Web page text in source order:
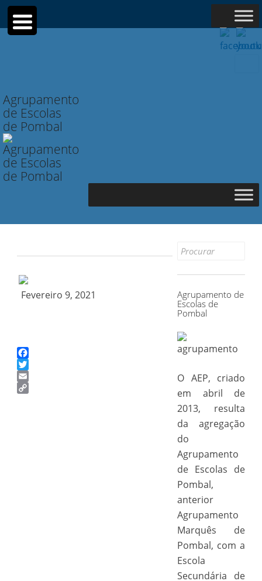
Agrupamento
de Escolas
de Pombal
Fevereiro 9, 2021
Facebook
Twitter
Email
Search
Agrupamento de
Escolas de
Pombal
O AEP, criado
em abril de
2013, resulta
da agregação
do
Agrupamento
de Escolas de
Pombal,
anterior
Agrupamento
Marquês de
Pombal, com a
Escola
Secundária de